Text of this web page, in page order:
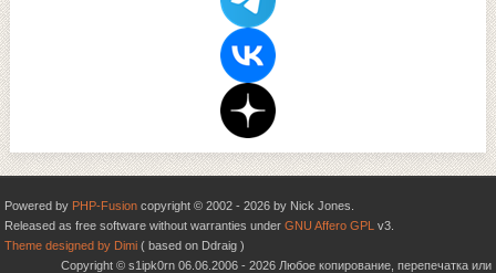
Powered by PHP-Fusion copyright © 2002 - 2026 by Nick Jones.
Released as free software without warranties under GNU Affero GPL v3.
Theme designed by Dimi ( based on Ddraig )
Copyright © s1ipk0rn 06.06.2006 - 2026 Любое копирование, перепечатка или